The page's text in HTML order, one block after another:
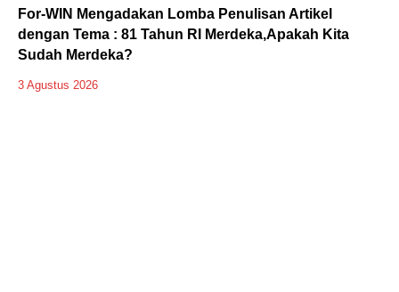
For-WIN Mengadakan Lomba Penulisan Artikel
dengan Tema : 81 Tahun RI Merdeka,Apakah Kita
Sudah Merdeka?
3 Agustus 2026